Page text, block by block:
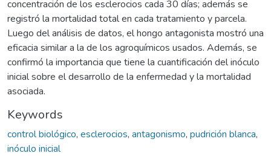
concentración de los esclerocios cada 30 días; además se
registró la mortalidad total en cada tratamiento y parcela.
Luego del análisis de datos, el hongo antagonista mostró una
eficacia similar a la de los agroquímicos usados. Además, se
confirmó la importancia que tiene la cuantificación del inóculo
inicial sobre el desarrollo de la enfermedad y la mortalidad
asociada.
Keywords
control biológico, esclerocios, antagonismo, pudrición blanca,
inóculo inicial